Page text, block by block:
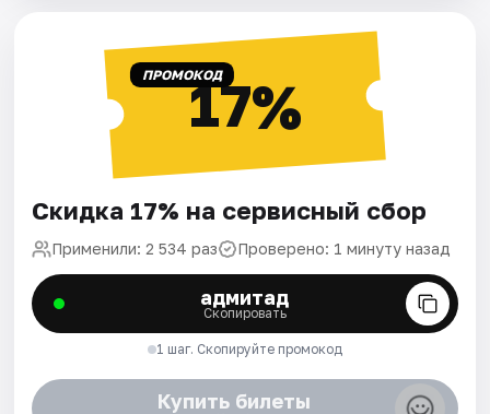
ПРОМОКОД17%
Скидка 17% на сервисный сбор
Применили: 2 534 раз Проверено: 1 минуту назад
адмитад
Скопировать
1 шаг. Скопируйте промокод
Купить билеты